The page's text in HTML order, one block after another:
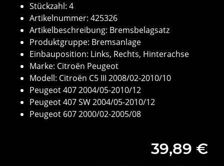
Stückzahl: 4
Artikelnummer: 425326
Artikelbeschreibung: Bremsbelagsatz
Produktgruppe: Bremsanlage
Einbauposition: Links, Rechts, Hinterachse
Marke: Citroën Peugeot
Modell: Citroën C5 III 2008/02-2010/10
Peugeot 407 2004/05-2010/12
Peugeot 407 SW 2004/05-2010/12
Peugeot 607 2000/02-2005/08
39,89 €